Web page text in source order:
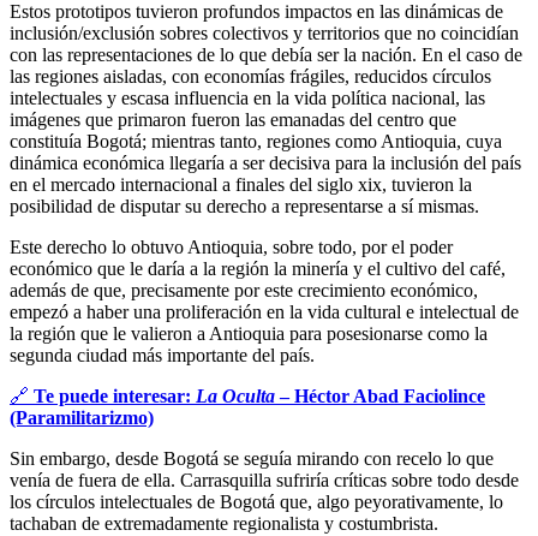
Estos prototipos tuvieron profundos impactos en las dinámicas de
inclusión/exclusión sobres colectivos y territorios que no coincidían
con las representaciones de lo que debía ser la nación. En el caso de
las regiones aisladas, con economías frágiles, reducidos círculos
intelectuales y escasa influencia en la vida política nacional, las
imágenes que primaron fueron las emanadas del centro que
constituía Bogotá; mientras tanto, regiones como Antioquia, cuya
dinámica económica llegaría a ser decisiva para la inclusión del país
en el mercado internacional a finales del siglo xix, tuvieron la
posibilidad de disputar su derecho a representarse a sí mismas.
Este derecho lo obtuvo Antioquia, sobre todo, por el poder
económico que le daría a la región la minería y el cultivo del café,
además de que, precisamente por este crecimiento económico,
empezó a haber una proliferación en la vida cultural e intelectual de
la región que le valieron a Antioquia para posesionarse como la
segunda ciudad más importante del país.
🔗 Te puede interesar: La Oculta– Héctor Abad Faciolince
(Paramilitarizmo)
Sin embargo, desde Bogotá se seguía mirando con recelo lo que
venía de fuera de ella. Carrasquilla sufriría críticas sobre todo desde
los círculos intelectuales de Bogotá que, algo peyorativamente, lo
tachaban de extremadamente regionalista y costumbrista.